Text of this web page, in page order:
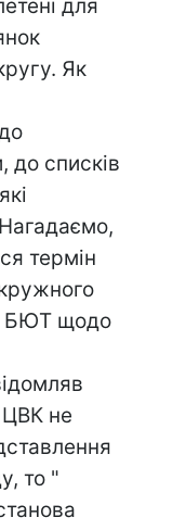
для
Як
до списків
термін
БЮТ щодо
не
то "